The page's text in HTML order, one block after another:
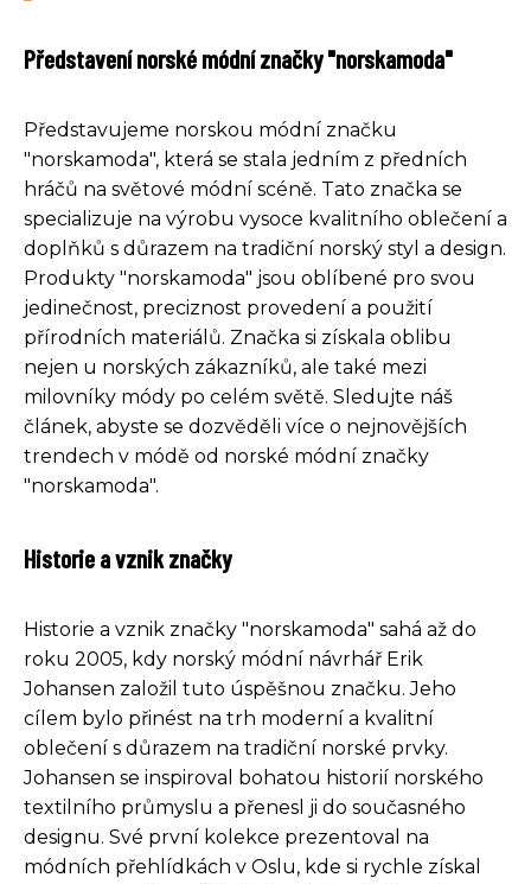
Představení norské módní značky "norskamoda"
Představujeme norskou módní značku
"norskamoda", která se stala jedním z předních
hráčů na světové módní scéně. Tato značka se
specializuje na výrobu vysoce kvalitního oblečení a
doplňků s důrazem na tradiční norský styl a design.
Produkty "norskamoda" jsou oblíbené pro svou
jedinečnost, preciznost provedení a použití
přírodních materiálů. Značka si získala oblibu
nejen u norských zákazníků, ale také mezi
milovníky módy po celém světě. Sledujte náš
článek, abyste se dozvěděli více o nejnovějších
trendech v módě od norské módní značky
"norskamoda".
Historie a vznik značky
Historie a vznik značky "norskamoda" sahá až do
roku 2005, kdy norský módní návrhář Erik
Johansen založil tuto úspěšnou značku. Jeho
cílem bylo přinést na trh moderní a kvalitní
oblečení s důrazem na tradiční norské prvky.
Johansen se inspiroval bohatou historií norského
textilního průmyslu a přenesl ji do současného
designu. Své první kolekce prezentoval na
módních přehlídkách v Oslu, kde si rychle získal